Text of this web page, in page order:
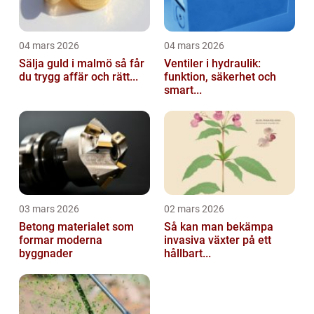
04 mars 2026
Sälja guld i malmö så får
du trygg affär och rätt...
04 mars 2026
Ventiler i hydraulik:
funktion, säkerhet och
smart...
03 mars 2026
Betong materialet som
formar moderna
byggnader
02 mars 2026
Så kan man bekämpa
invasiva växter på ett
hållbart...